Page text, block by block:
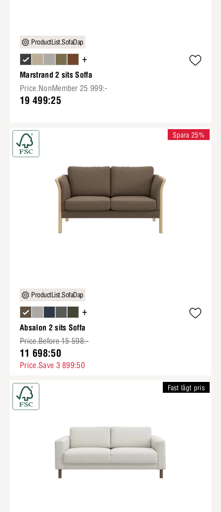
ProductList.SofaDap
+
Marstrand 2 sits Soffa
Price.NonMember 25 999:-
19 499:25
ProductList.SofaDap
+
Absalon 2 sits Soffa
Price.Before 15 598:-
11 698:50
Price.Save 3 899:50
Spara 25%
Fast lågt pris